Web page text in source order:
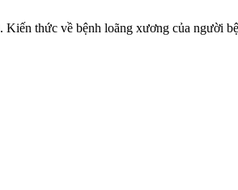
thức về bệnh loãng xương của người